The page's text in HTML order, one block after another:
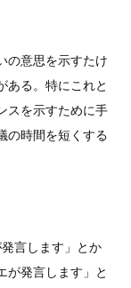
の意思を示すたけ
ある。特にこれと
スを示すために手
の時間を短くする
言します」とか
が発言します」と